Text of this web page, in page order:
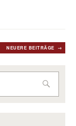
NEUERE BEITRÄGE